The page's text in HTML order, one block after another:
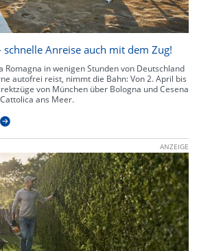
Anreise auch mit dem Zug!
Romagna in wenigen Stunden von Deutschland
autofrei reist, nimmt die Bahn: Von 2. April bis
von München über Bologna und Cesena
ans Meer.
ANZEIGE